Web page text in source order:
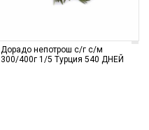
Дорадо непотрош с/г с/м
300/400г 1/5 Турция 540 ДНЕЙ